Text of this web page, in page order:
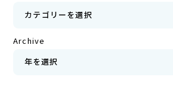
カテゴリーを選択
Archive
年を選択